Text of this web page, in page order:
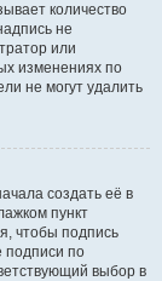
количество
не
или
изменениях по
не могут удалить
создать её в
пункт
чтобы подпись
подписи по
выбор в